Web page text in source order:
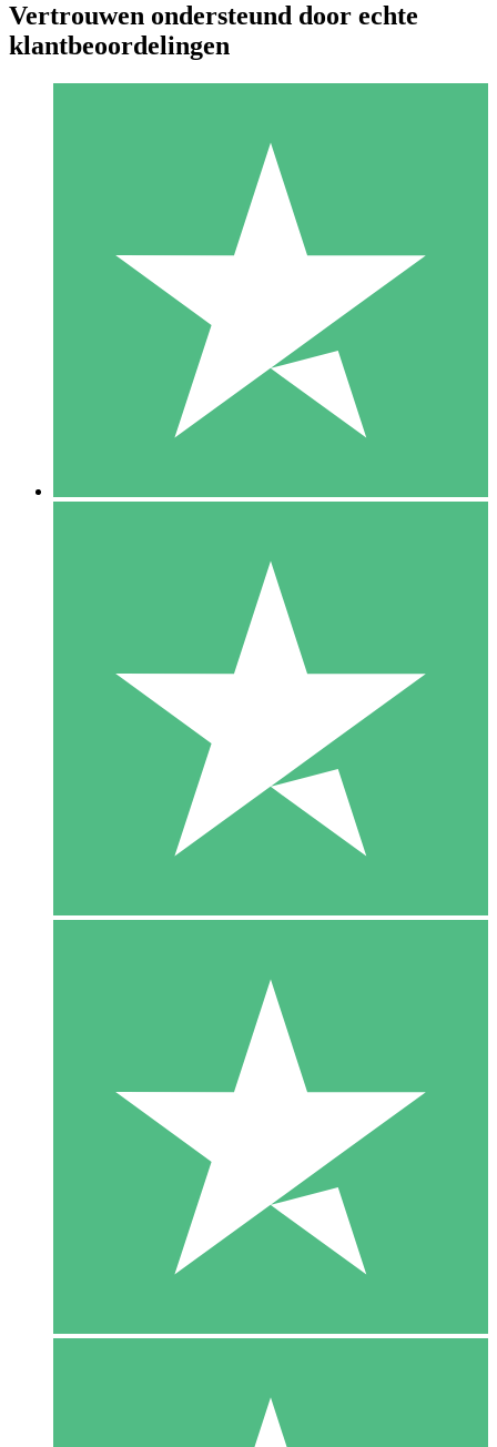
Individuele Creditpakketten
Betaal per gebruik met downloadtegoeden. Geen maandelijkse
1000
10 Downloaden
20 00
Vertrouwen ondersteund door echte
klantbeoordelingen